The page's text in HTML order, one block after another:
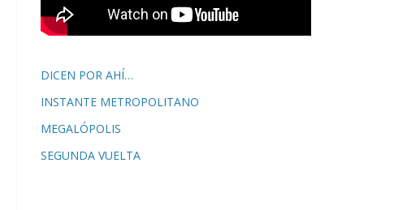
DICEN POR AHÍ…
INSTANTE METROPOLITANO
MEGALÓPOLIS
SEGUNDA VUELTA